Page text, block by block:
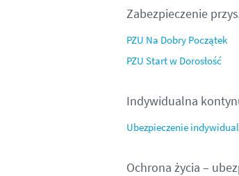
Zabezpieczenie
PZU Na Dobry Początek
PZU Start w Dorosłość
Indywidualna
Ubezpieczenie
Ochrona życia –